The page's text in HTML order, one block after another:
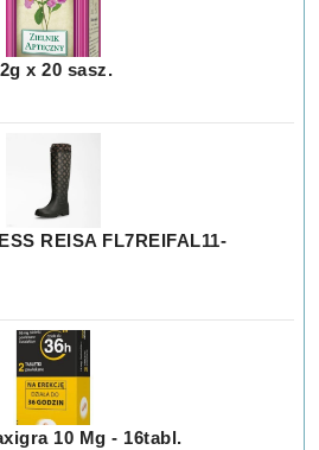
x 20 sasz.
REISA FL7REIFAL11-
10 Mg - 16tabl.